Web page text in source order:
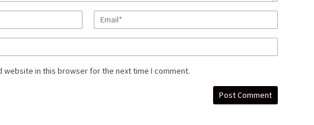
website in this browser for the next time I comment.